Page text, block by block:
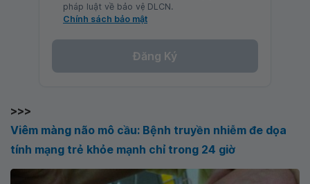
pháp luật về bảo vệ DLCN.
Chính sách bảo mật
Đăng Ký
>>>
Viêm màng não mô cầu: Bệnh truyền nhiễm đe dọa
tính mạng trẻ khỏe mạnh chỉ trong 24 giờ